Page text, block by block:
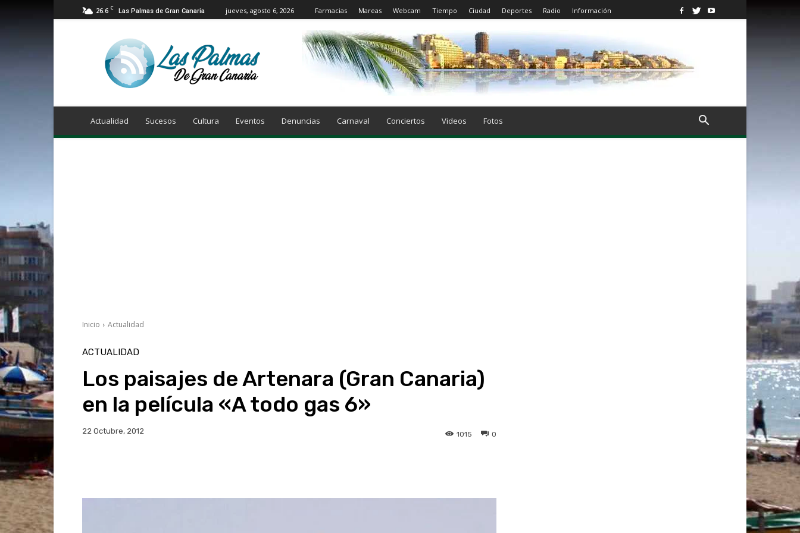
26.6 C Las Palmas de Gran Canaria jueves, agosto 6, 2026 Farmacias Mareas Webcam Tiempo Ciudad Deportes Radio Información
Las
Palmas
de
Canaria
Actualidad Sucesos Cultura Eventos Denuncias Carnaval Conciertos Videos Fotos
Inicio Actualidad
ACTUALIDAD
Los paisajes de Artenara (Gran Canaria)
en la película «A todo gas 6»
22 Octubre, 2012 0
1015